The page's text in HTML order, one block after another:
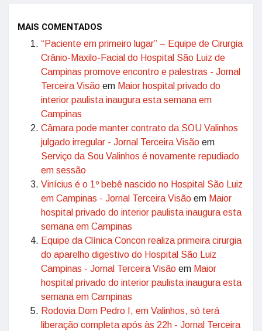
MAIS COMENTADOS
“Paciente em primeiro lugar” – Equipe de Cirurgia
Crânio-Maxilo-Facial do Hospital São Luiz de
Campinas promove encontro e palestras - Jornal
Terceira Visão em Maior hospital privado do
interior paulista inaugura esta semana em
Campinas
Câmara pode manter contrato da SOU Valinhos
julgado irregular - Jornal Terceira Visão em
Serviço da Sou Valinhos é novamente repudiado
em sessão
Vinícius é o 1º bebê nascido no Hospital São Luiz
em Campinas - Jornal Terceira Visão em Maior
hospital privado do interior paulista inaugura esta
semana em Campinas
Equipe da Clínica Concon realiza primeira cirurgia
do aparelho digestivo do Hospital São Luiz
Campinas - Jornal Terceira Visão em Maior
hospital privado do interior paulista inaugura esta
semana em Campinas
Rodovia Dom Pedro I, em Valinhos, só terá
liberação completa após às 22h - Jornal Terceira